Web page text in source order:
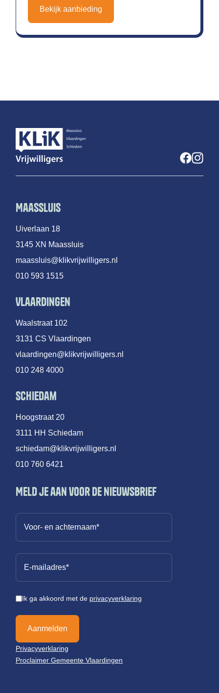
Bekijk aanbieding
Maassluis
Uiverlaan 18
3145 XN Maassluis
maassluis@klikvrijwilligers.nl
010 593 1515
Vlaardingen
Waalstraat 102
3131 CS Vlaardingen
vlaardingen@klikvrijwilligers.nl
010 248 4000
Schiedam
Hoogstraat 20
3111 HH Schiedam
schiedam@klikvrijwilligers.nl
010 760 6421
Meld je aan voor de nieuwsbrief
Ik ga akkoord met de privacyverklaring
Aanmelden
Privacyverklaring
Proclaimer Gemeente Vlaardingen